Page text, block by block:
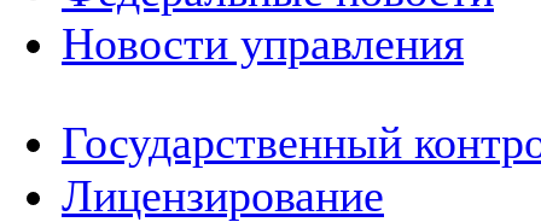
Новости управления
Государственный
Лицензирование